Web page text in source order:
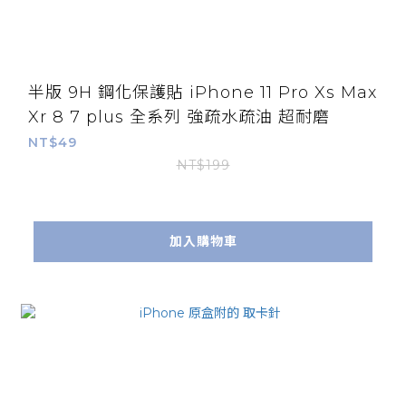
半版 9H 鋼化保護貼 iPhone 11 Pro Xs Max
Xr 8 7 plus 全系列 強疏水疏油 超耐磨
NT$49
NT$199
加入購物車